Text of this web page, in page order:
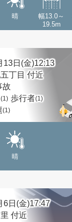
晴
幅13.0～
19.5m
13日(金)12:13
丁目 付近
故
(1) 歩行者(1)
(1)
晴
6日(金)17:47
付近